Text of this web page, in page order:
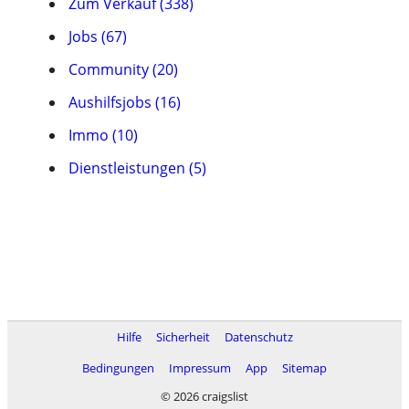
Jobs (67)
Community (20)
Aushilfsjobs (16)
Immo (10)
Dienstleistungen (5)
Hilfe Sicherheit
Datenschutz
Bedingungen
Impressum App
Sitemap
© 2026 craigslist